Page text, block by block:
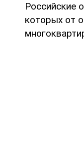
Российские
которых от